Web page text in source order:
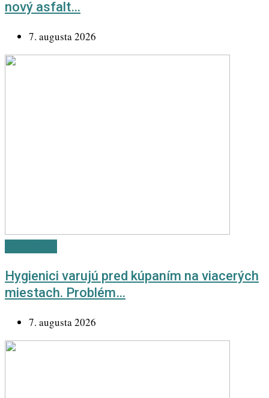
nový asfalt…
7. augusta 2026
Hygienici varujú pred kúpaním na viacerých
miestach. Problém…
7. augusta 2026